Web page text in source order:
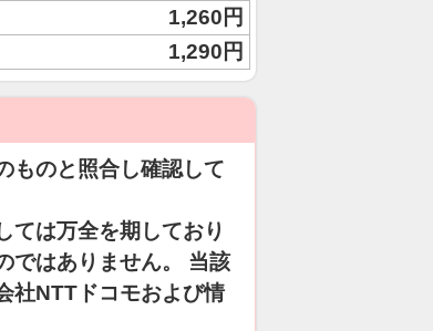
1,260円
1,290円
ものと照合し確認して
ては万全を期しており
ではありません。 当該
社NTTドコモおよび情